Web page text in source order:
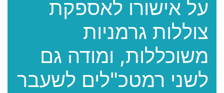
על אישורו לאספקת
צוללות גרמניות
משוכללות, ומודה גם
לשני רמטכ"לים לשעבר